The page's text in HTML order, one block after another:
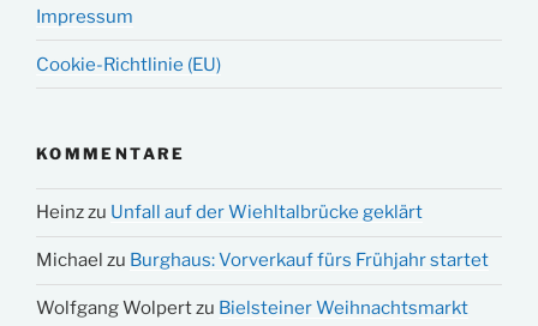
Impressum
Cookie-Richtlinie (EU)
KOMMENTARE
Heinzzu Unfall auf der Wiehltalbrücke geklärt
Michael zu Burghaus: Vorverkauf fürs Frühjahr startet
Wolfgang Wolpertzu Bielsteiner Weihnachtsmarkt